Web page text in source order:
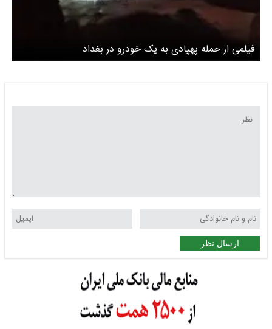
فیلمی از حمله پهپادی به یک خودرو در بغداد
ارسال نظر